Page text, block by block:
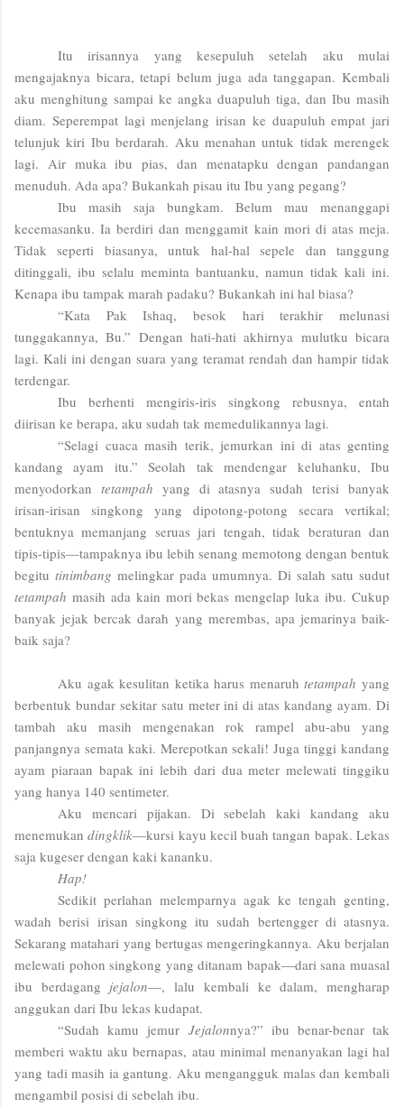
Itu irisannya yang kesepuluh setelah aku mulai
mengajaknya bicara, tetapi belum juga ada tanggapan. Kembali
aku menghitung sampai ke angka duapuluh tiga, dan Ibu masih
diam. Seperempat lagi menjelang irisan ke duapuluh empat jari
telunjuk kiri Ibu berdarah. Aku menahan untuk tidak merengek
lagi. Air muka ibu pias, dan menatapku dengan pandangan
menuduh. Ada apa? Bukankah pisau itu Ibu yang pegang?
Ibu masih saja bungkam. Belum mau menanggapi
kecemasanku. Ia berdiri dan menggamit kain mori di atas meja.
Tidak seperti biasanya, untuk hal-hal sepele dan tanggung
ditinggali, ibu selalu meminta bantuanku, namun tidak kali ini.
Kenapa ibu tampak marah padaku? Bukankah ini hal biasa?
“Kata Pak Ishaq, besok hari terakhir melunasi
tunggakannya, Bu.” Dengan hati-hati akhirnya mulutku bicara
lagi. Kali ini dengan suara yang teramat rendah dan hampir tidak
terdengar.
Ibu berhenti mengiris-iris singkong rebusnya, entah
diirisan ke berapa, aku sudah tak memedulikannya lagi.
“Selagi cuaca masih terik, jemurkan ini di atas genting
kandang ayam itu.” Seolah tak mendengar keluhanku, Ibu
menyodorkan tetampah yang di atasnya sudah terisi banyak
irisan-irisan singkong yang dipotong-potong secara vertikal;
bentuknya memanjang seruas jari tengah, tidak beraturan dan
tipis-tipis—tampaknya ibu lebih senang memotong dengan bentuk
begitu tinimbang melingkar pada umumnya. Di salah satu sudut
tetampah masih ada kain mori bekas mengelap luka ibu. Cukup
banyak jejak bercak darah yang merembas, apa jemarinya baik-
baik saja?
Aku agak kesulitan ketika harus menaruhtetampah yang
berbentuk bundar sekitar satu meter ini di atas kandang ayam. Di
tambah aku masih mengenakan rok rampel abu-abu yang
panjangnya semata kaki. Merepotkan sekali! Juga tinggi kandang
ayam piaraan bapak ini lebih dari dua meter melewati tinggiku
yang hanya 140 sentimeter.
Aku mencari pijakan. Di sebelah kaki kandang aku
menemukandingklik—kursi kayu kecil buah tangan bapak. Lekas
saja kugeser dengan kaki kananku.
Hap!
Sedikit perlahan melemparnya agak ke tengah genting,
wadah berisi irisan singkong itu sudah bertengger di atasnya.
Sekarang matahari yang bertugas mengeringkannya. Aku berjalan
melewati pohon singkong yang ditanam bapak—dari sana muasal
ibu berdagang jejalon—, lalu kembali ke dalam, mengharap
anggukan dari Ibu lekas kudapat.
“Sudah kamu jemur Jejalonnya?” ibu benar-benar tak
memberi waktu aku bernapas, atau minimal menanyakan lagi hal
yang tadi masih ia gantung. Aku mengangguk malas dan kembali
mengambil posisi di sebelah ibu.